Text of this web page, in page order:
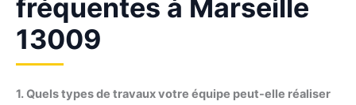
fréquentes à Marseille
13009
1. Quels types de travaux votre équipe peut-elle réaliser